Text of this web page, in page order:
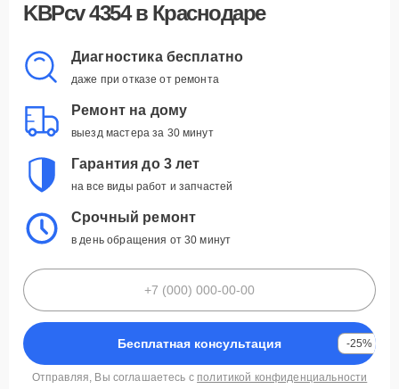
KBPcv 4354в Краснодаре
Диагностика бесплатно
даже при отказе от ремонта
Ремонт на дому
выезд мастера за 30 минут
Гарантия до 3 лет
на все виды работ и запчастей
Срочный ремонт
в день обращения от 30 минут
Бесплатная консультация -25%
Отправляя, Вы соглашаетесь с политикой конфиденциальности